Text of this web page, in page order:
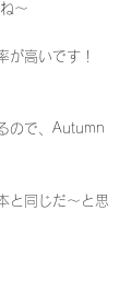
〜
が高いです！
ので、Autumn
と同じだ〜と思